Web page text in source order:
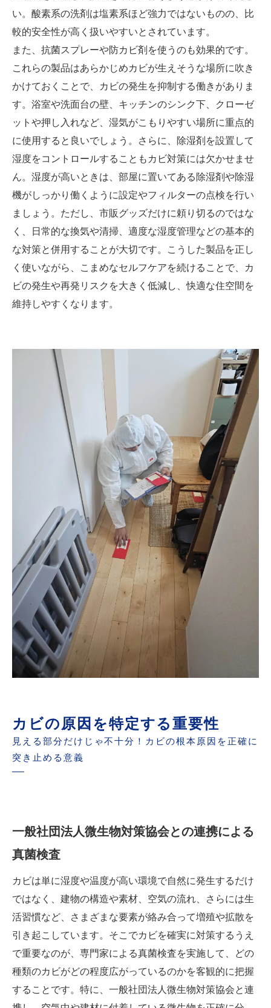
い。酸素系の洗剤は塩素系ほど強力ではないものの、比
較的安全性が高く扱いやすいとされています。
また、抗菌スプレーや防カビ剤を使うのも効果的です。
これらの製品はあらかじめカビが生えそうな場所に吹き
かけておくことで、カビの発生を抑制する働きがありま
す。浴室や洗面台の壁、キッチンのシンク下、クローゼ
ットや押し入れなど、湿気がこもりやすい場所に重点的
に使用すると良いでしょう。さらに、除湿剤を設置して
湿度をコントロールすることもカビ対策には欠かせませ
ん。湿度が高いときは、部屋に置いてある除湿剤や除湿
機がしっかり働くように設定やフィルターの点検を行い
ましょう。ただし、市販グッズだけに頼り切るのではな
く、日常的な換気や清掃、適度な湿度管理などの基本的
な対策と併用することが大切です。こうした製品を正し
く使いながら、こまめなセルフケアを続けることで、カ
ビの発生や再発リスクを大きく低減し、快適な住空間を
維持しやすくなります。
カビの原因を特定する重要性
見える部分だけじゃ不十分！カビの根本原因を正確に
突き止める意義
一般社団法人微生物対策協会との連携による
真菌検査
カビは単に湿度や温度が高い環境で自然に発生するだけ
ではなく、建物の構造や素材、空気の流れ、さらには生
活習慣など、さまざまな要素が絡み合って増殖や拡散を
引き起こしています。そこでカビを確実に対策するうえ
で重要なのが、専門家による真菌検査を実施して、どの
種類のカビがどの程度広がっているのかを客観的に把握
することです。特に、一般社団法人微生物対策協会と連